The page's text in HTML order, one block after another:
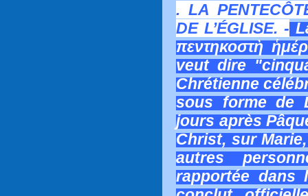
. LA
DE L’ÉGLISE. -
πεντηκοστὴ
veut dire
Chrétienne
sous forme de
jours après
Christ, sur
autres
rapportée dans